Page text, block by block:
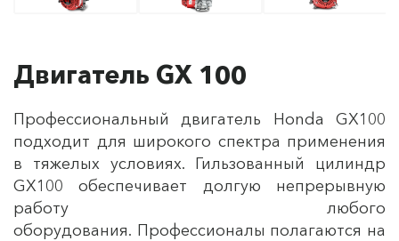
Двигатель GX 100
Профессиональный двигатель Honda GX100
подходит для широкого спектра применения
в тяжелых условиях. Гильзованный цилиндр
GX100 обеспечивает долгую непрерывную
работу любого
оборудования. Профессионалы полагаются на